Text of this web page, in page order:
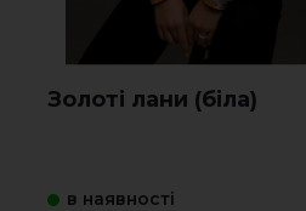
Золоті лани (біла)
в наявності